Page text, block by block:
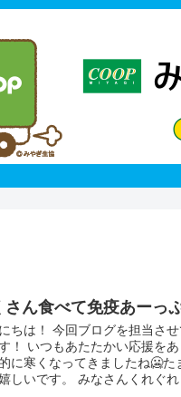
さん食べて免疫あーっぷ
ちは！ 今回ブログを担当さ
！ いつもあたたかい応援を
に寒くなってきましたね🥶
しいです。 みなさんくれぐれ